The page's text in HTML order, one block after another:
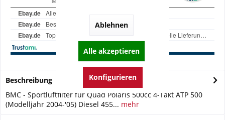
Beschreibung
BMC - Sportluftfilter für Quad Polaris 500cc 4-Takt ATP 500
(Modelljahr 2004-'05) Diesel 455... mehr
Ablehnen
Alle akzeptieren
Konfigurieren